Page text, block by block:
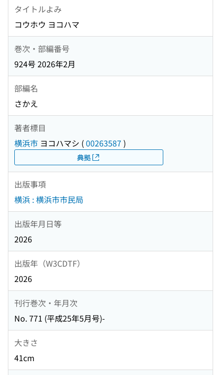
タイトルよみ
コウホウ ヨコハマ
巻次・部編番号
924号 2026年2月
部編名
さかえ
著者標目
横浜市 ヨコハマシ (00263587 )
典拠
出版事項
横浜 : 横浜市市民局
出版年月日等
2026
出版年（W3CDTF）
2026
刊行巻次・年月次
No. 771 (平成25年5月号)-
大きさ
41cm